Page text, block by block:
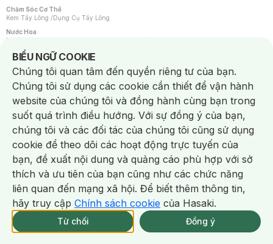
Chăm Sóc Cơ Thể
Kem Tẩy Lông /Dụng Cụ Tẩy Lông
Nước Hoa
Nước Hoa Nữ
Chăm Sóc Cá Nhân
Chống Muỗi /Khẩu Trang /Máy Massage/Mặt Nạ Xông Hơi /Nước Rửa Tay/
Sản Phẩm Chăm Sóc Khác /Bàn Chải Đánh Răng /Bàn Chải Điện/
Hỗ Trợ Trắng Răng/Kem Đánh Răng /Máy Tăm Nước/ Nước Súc Miệng/
Tăm / Chỉ Nha Khoa/ Xịt Thơm Miệng / Dung Dịch Vệ Sinh/Dưỡng Vùng Kín/
Khăn Ướt Vệ Sinh Vùng Kín/Băng Vệ Sinh/Tampon/Bọt Cạo Râu /Dao Cạo Râu/
Máy Cạo Râu
Vấn Đề Về Da
Da Dầu / Lỗ Chân Lông To/ Da Khô / Mất Nước/ Da Lão Hóa/ Da Mụn/
Da Nhạy Cảm / Kích Ứng
Da Xỉn Màu Thâm / Nám / Tàn Nhang
Quầng Thâm & Bọng Mắt /Sẹo /Viêm Da Cơ Địa
Dụng Cụ / Phụ Kiện Chăm Sóc Da
Bông Tẩy Trang
Khăn Lau Mặt Khô Dụng Cụ / Máy Rửa Mặt Máy Chăm Sóc Da
Dụng Cụ Chăm Sóc Khác
BIỂU NGỮ COOKIE
Notice about cookies usage
Chúng tôi quan tâm đến quyền riêng tư của bạn.
Chúng tôi sử dụng các cookie cần thiết để vận hành
website của chúng tôi và đồng hành cùng bạn trong
suốt quá trình điều hướng. Với sự đồng ý của bạn,
chúng tôi và các đối tác của chúng tôi cũng sử dụng
cookie để theo dõi các hoạt động trực tuyến của
bạn, đề xuất nội dung và quảng cáo phù hợp với sở
thích và ưu tiên của bạn cũng như các chức năng
liên quan đến mạng xã hội. Để biết thêm thông tin,
hãy truy cập Chính sách cookie của Hasaki.
Từ chối Đồng ý